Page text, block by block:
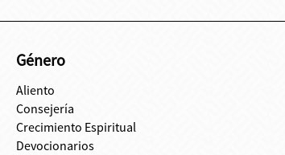
Género
Aliento
Consejería
Crecimiento Espiritual
Devocionarios